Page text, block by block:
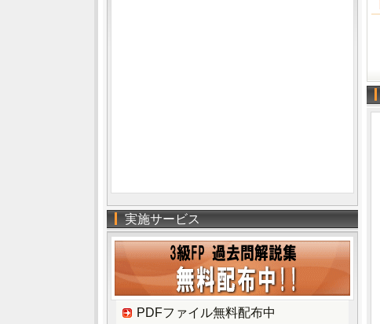
実施サービス
PDFファイル無料配布中